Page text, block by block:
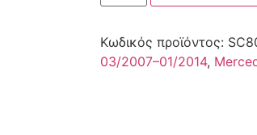
Κωδικός προϊόντος:
03/2007–01/2014,